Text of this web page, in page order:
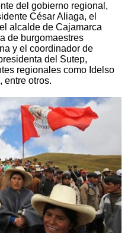
del gobierno regional,
César Aliaga, el
alcalde de Cajamarca
de burgomaestres
y el coordinador de
del Sutep,
regionales como Idelso
entre otros.